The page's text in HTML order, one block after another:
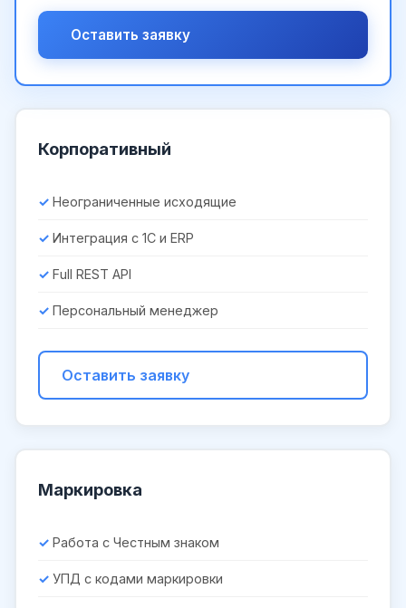
Оставить заявку
Корпоративный
Неограниченные исходящие
Интеграция с 1С и ERP
Full REST API
Персональный менеджер
Оставить заявку
Маркировка
Работа с Честным знаком
УПД с кодами маркировки